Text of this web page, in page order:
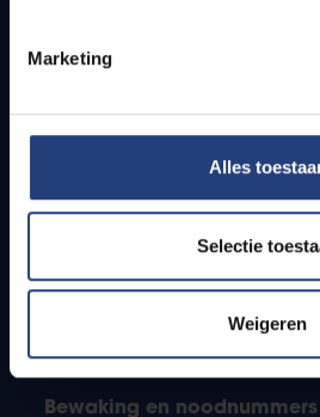
Marketing
Alles
Selectie
Weigeren
Studenten
PhD-studenten
Leerkrachten en
Bewaking en noodnummers